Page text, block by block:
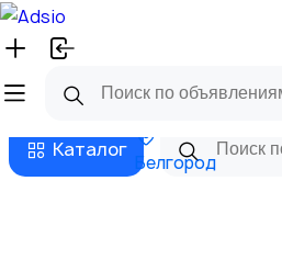
Русский
Бизнес тарифы
Каталог
Белгород